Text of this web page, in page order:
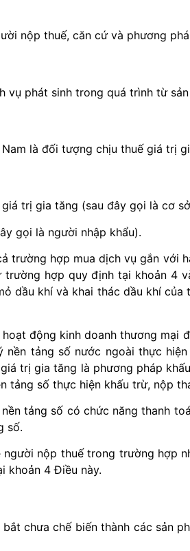
nộp thuế, căn cứ và phương
phát sinh trong quá trình từ
là đối tượng chịu thuế giá
trị gia tăng (sau đây gọi là cơ
gọi là người nhập khẩu).
trường hợp mua dịch vụ gắn
hợp quy định tại khoản 4
dầu khí và khai thác dầu khí
động kinh doanh thương
tảng số nước ngoài thực
trị gia tăng là phương pháp
số thực hiện khấu trừ, nộp
tảng số có chức năng thanh
số.
nộp thuế trong trường hợp
khoản 4 Điều này.
chưa chế biến thành các sản